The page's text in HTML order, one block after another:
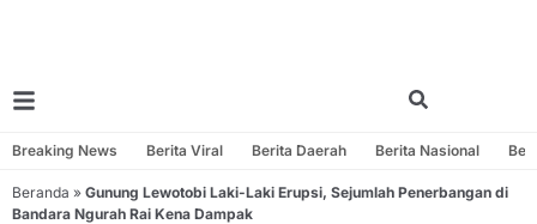
Breaking News Berita Viral Berita Daerah Berita Nasional
Beranda » Gunung Lewotobi Laki-Laki Erupsi, Sejumlah Penerbangan di
Bandara Ngurah Rai Kena Dampak